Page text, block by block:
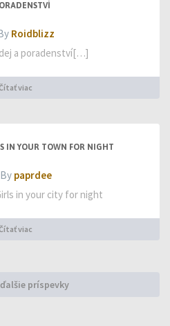
Roidblizz
a poradenství[…]
viac
IN YOUR TOWN FOR NIGHT
paprdee
in your city for night
viac
príspevky